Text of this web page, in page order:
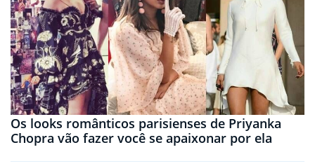
Os looks românticos parisienses de Priyanka
Chopra vão fazer você se apaixonar por ela